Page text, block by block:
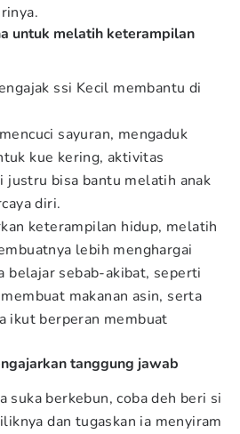
untuk melatih keterampilan
ssi Kecil membantu di
sayuran, mengaduk
kue kering, aktivitas
justru bisa bantu melatih anak
diri.
keterampilan hidup, melatih
lebih menghargai
belajar sebab-akibat, seperti
makanan asin, serta
ikut berperan membuat
tanggung jawab
suka berkebun, coba deh beri si
dan tugaskan ia menyiram